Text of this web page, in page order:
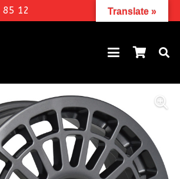
85 12 Translate »